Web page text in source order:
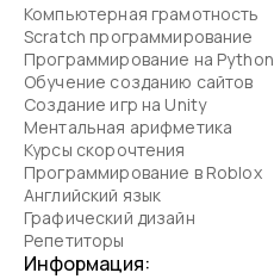
Компьютерная грамотность
Scratch программирование
Программирование на Python
Обучение созданию сайтов
Создание игр на Unity
Ментальная арифметика
Курсы скорочтения
Программирование в Roblox
Английский язык
Графический дизайн
Репетиторы
Информация: